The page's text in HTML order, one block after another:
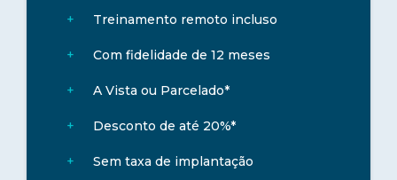
Treinamento remoto incluso
Com fidelidade de 12 meses
A Vista ou Parcelado*
Desconto de até 20%*
Sem taxa de implantação